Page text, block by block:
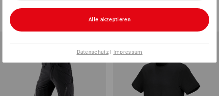
11,78 €
(m. MwSt.) ab 30 Stück
ab 36,77 €
(m. MwSt.) ab 20 Stück
Alle akzeptieren
Datenschutz| Impressum